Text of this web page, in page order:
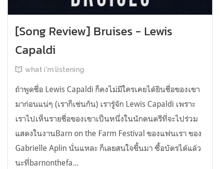
[Song Review] Bruises - Lewis
Capaldi
what i'm listening
ถ้าพูดชื่อ Lewis Capaldi ก็คงไม่มีใครเคยได้ยินชื่อของเขา
มาก่อนแน่ๆ (เราก็เช่นกัน) เรารู้จัก Lewis Capaldi เพราะ
เราไปเห็นรายชื่อของเขาเป็นหนึ่งในนักดนตรีที่จะไปร่วม
แสดงในงานBarn on the Farm Festival ของแฟนเรา ของ
Gabrielle Aplin นั่นแหละ ก็เลยสนใจขึ้นมา ซื้อบัตรได้แล้ว
นะที่barnonthefa...